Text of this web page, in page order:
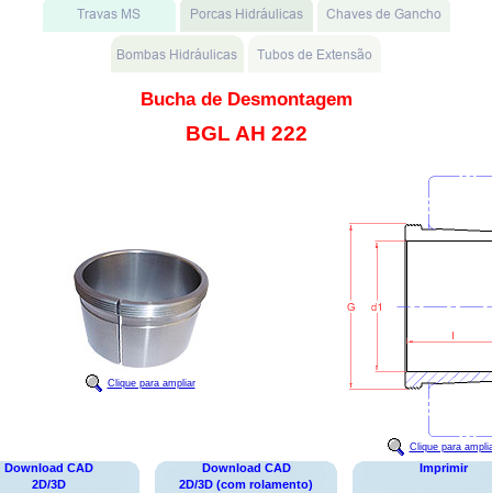
Bucha de Desmontagem
BGL AH 222
Clique para ampliar
Clique para
Download CAD
2D/3D
Download CAD
2D/3D (com rolamento)
Imprimir